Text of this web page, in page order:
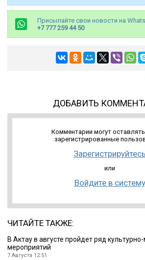
Присылайте свои новости на
+7 777 259 44 50
ДОБАВИТЬ
Комментарии могут
зарегистрированные
Зарегистрируйтесь
или
Войдите в систему
ЧИТАЙТЕ ТАКЖЕ:
В Актау в августе пройдет ряд
мероприятий
7 Августа 12:51